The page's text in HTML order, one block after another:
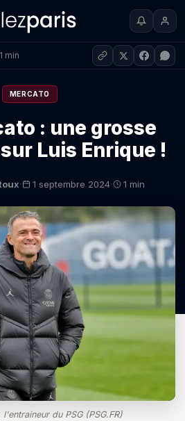
1 min
MERCATO
: une grosse
Luis Enrique !
· 1 septembre 2024· 1 min
du PSG (PSG.FR)